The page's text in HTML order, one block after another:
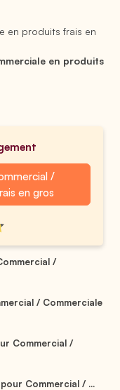
en produits frais en
en produits
/
en gros
/
/ Commerciale
Commercial /
Commercial / ...